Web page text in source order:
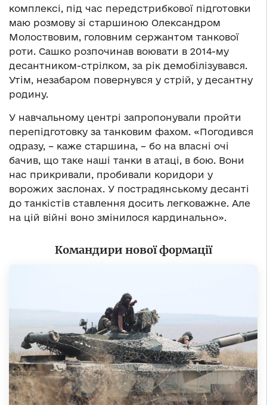
комплексі, під час передстрибкової підготовки
маю розмову зі старшиною Олександром
Молоствовим, головним сержантом танкової
роти. Сашко розпочинав воювати в 2014-му
десантником-стрілком, за рік демобілізувався.
Утім, незабаром повернувся у стрій, у десантну
родину.
У навчальному центрі запропонували пройти
перепідготовку за танковим фахом. «Погодився
одразу, – каже старшина, – бо на власні очі
бачив, що таке наші танки в атаці, в бою. Вони
нас прикривали, пробивали коридори у
ворожих заслонах. У пострадянському десанті
до танкістів ставлення досить легковажне. Але
на цій війні воно змінилося кардинально».
Командири нової формації